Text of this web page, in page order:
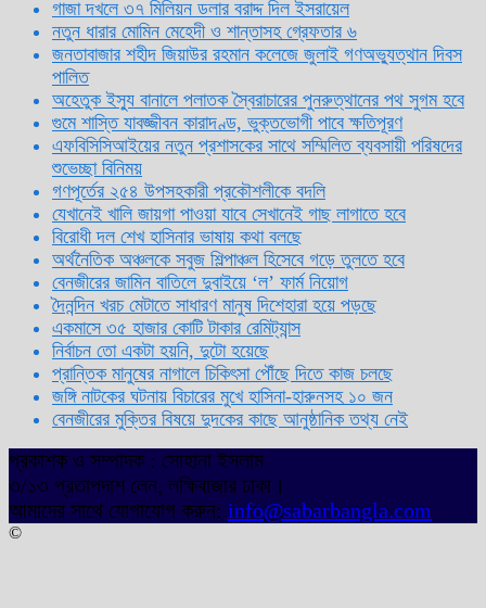
গাজা দখলে ৩৭ মিলিয়ন ডলার বরাদ্দ দিল ইসরায়েল
নতুন ধারার মোমিন মেহেদী ও শান্তাসহ গ্রেফতার ৬
জনতাবাজার শহীদ জিয়াউর রহমান কলেজে জুলাই গণঅভ্যুত্থান দিবস
পালিত
অহেতুক ইস্যু বানালে পলাতক স্বৈরাচারের পুনরুত্থানের পথ সুগম হবে
গুমে শাস্তি যাবজ্জীবন কারাদণ্ড, ভুক্তভোগী পাবে ক্ষতিপূরণ
এফবিসিসিআইয়ের নতুন প্রশাসকের সাথে সম্মিলিত ব্যবসায়ী পরিষদের
শুভেচ্ছা বিনিময়
গণপূর্তের ২৫৪ উপসহকারী প্রকৌশলীকে বদলি
যেখানেই খালি জায়গা পাওয়া যাবে সেখানেই গাছ লাগাতে হবে
বিরোধী দল শেখ হাসিনার ভাষায় কথা বলছে
অর্থনৈতিক অঞ্চলকে সবুজ শিল্পাঞ্চল হিসেবে গড়ে তুলতে হবে
বেনজীরের জামিন বাতিলে দুবাইয়ে ‌‘ল’ ফার্ম নিয়োগ
দৈনন্দিন খরচ মেটাতে সাধারণ মানুষ দিশেহারা হয়ে পড়ছে
একমাসে ৩৫ হাজার কোটি টাকার রেমিট্যান্স
নির্বাচন তো একটা হয়নি, দুটো হয়েছে
প্রান্তিক মানুষের নাগালে চিকিৎসা পৌঁছে দিতে কাজ চলছে
জঙ্গি নাটকের ঘটনায় বিচারের মুখে হাসিনা-হারুনসহ ১০ জন
বেনজীরের মুক্তির বিষয়ে দুদকের কাছে আনুষ্ঠানিক তথ্য নেই
প্রকাশক ও সম্পাদক : সোহানা ইসলাম
৩/১৩ প্রতাপদাশ লেন, লক্ষিবাজার ঢাকা।
আমাদের সাথে যোগাযোগ করুন: info@sabarbangla.com
©